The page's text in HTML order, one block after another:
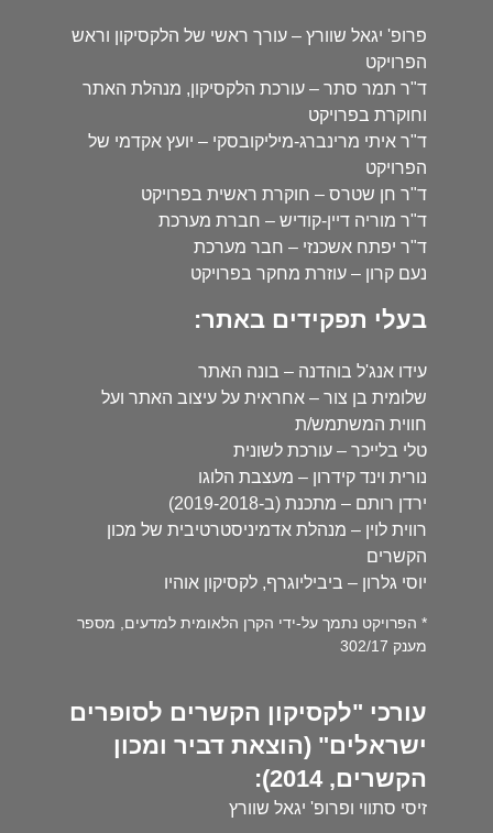
פרופ' יגאל שוורץ – עורך ראשי של הלקסיקון וראש
הפרויקט
ד"ר תמר סתר – עורכת הלקסיקון, מנהלת האתר
וחוקרת בפרויקט
ד"ר איתי מרינברג-מיליקובסקי – יועץ אקדמי של
הפרויקט
ד"ר חן שטרס – חוקרת ראשית בפרויקט
ד"ר מוריה דיין-קודיש – חברת מערכת
ד"ר יפתח אשכנזי – חבר מערכת
נעם קרון – עוזרת מחקר בפרויקט
בעלי תפקידים באתר:
עידו אנג'ל בוהדנה – בונה האתר
שלומית בן צור – אחראית על עיצוב האתר ועל
חווית המשתמש/ת
טלי בלייכר – עורכת לשונית
נורית וינד קידרון – מעצבת הלוגו
ירדן רותם – מתכנת (ב-2019-2018)
רווית לוין – מנהלת אדמיניסטרטיבית של מכון
הקשרים
יוסי גלרון – ביביליוגרף, לקסיקון אוהיו
* הפרויקט נתמך על-ידי הקרן הלאומית למדעים, מספר
מענק 302/17
עורכי "לקסיקון הקשרים לסופרים
ישראלים" (הוצאת דביר ומכון
הקשרים, 2014):
זיסי סתווי ופרופ' יגאל שוורץ